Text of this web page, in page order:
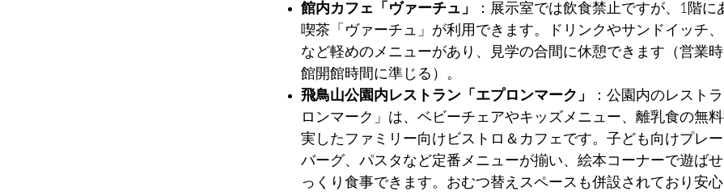
館内カフェ「ヴァーチュ」
：展示室では飲食禁止ですが、1階に
喫茶「ヴァーチュ」が利用できます。ドリンクやサンドイッチ
など軽めのメニューがあり、見学の合間に休憩できます（営業
館開館時間に準じる）。
飛鳥山公園内レストラン「エプロンマーク」
：公園内のレスト
ロンマーク」は、ベビーチェアやキッズメニュー、離乳食の無
実したファミリー向けビストロ＆カフェです。子ども向けプレ
バーグ、パスタなど定番メニューが揃い、絵本コーナーで遊ば
っくり食事できます。おむつ替えスペースも併設されており安心